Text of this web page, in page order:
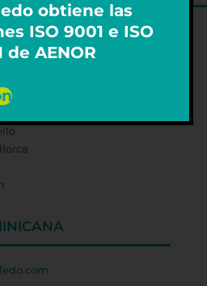
PALMA
obtiene las
ISO 9001 e ISO
de AENOR